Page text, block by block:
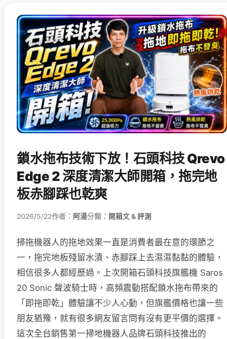
鎖水拖布技術下放！石頭科技 Qrevo
Edge 2 深度清潔大師開箱，拖完地
板赤腳踩也乾爽
2026/5/22作者： 阿湯分類： 開箱文 & 評測
掃拖機器人的拖地效果一直是消費者最在意的環節之
一，拖完地板殘留水漬、赤腳踩上去濕濕黏黏的體驗，
相信很多人都經歷過。上次開箱石頭科技旗艦機 Saros
20 Sonic 聲波騎士時，高頻震動搭配鎖水拖布帶來的
「即拖即乾」體驗讓不少人心動，但旗艦價格也讓一些
朋友猶豫，就有很多網友留言問有沒有更平價的選擇。
這次全台銷售第一掃地機器人品牌石頭科技推出的